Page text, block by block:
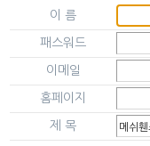
이 름
패스워드
이메일
홈페이지
제 목